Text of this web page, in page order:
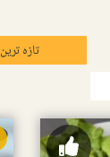
تازہ ترین